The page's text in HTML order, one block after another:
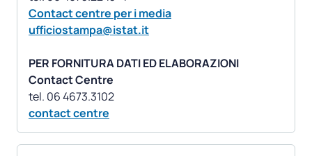
Contact centre per i media
ufficiostampa@istat.it
PER FORNITURA DATI ED ELABORAZIONI
Contact Centre
contact centre